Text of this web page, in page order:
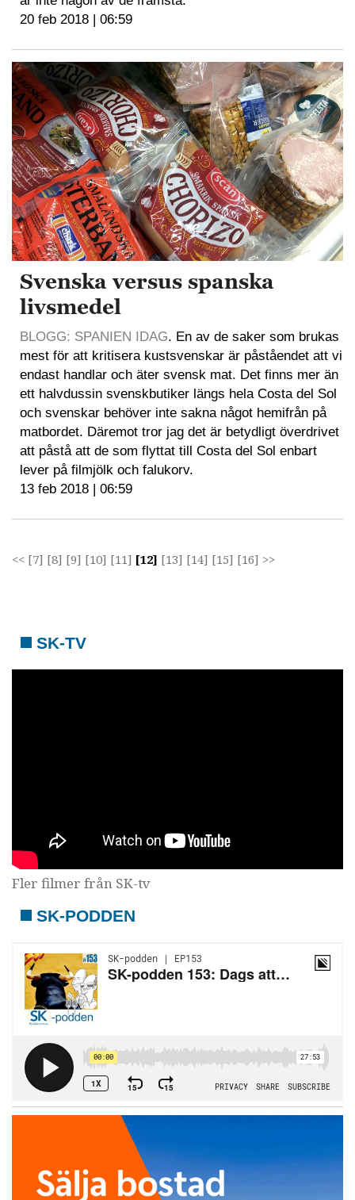
20 feb 2018 | 06:59
Svenska versus spanska
livsmedel
BLOGG: SPANIEN IDAG. En av de saker som brukas
mest för att kritisera kustsvenskar är påståendet att vi
endast handlar och äter svensk mat. Det finns mer än
ett halvdussin svenskbutiker längs hela Costa del Sol
och svenskar behöver inte sakna något hemifrån på
matbordet. Däremot tror jag det är betydligt överdrivet
att påstå att de som flyttat till Costa del Sol enbart
lever på filmjölk och falukorv.
13 feb 2018 | 06:59
<< [7] [8] [9] [10] [11] [12] [13] [14] [15] [16] >>
SK-TV
Fler filmer från SK-tv
SK-PODDEN